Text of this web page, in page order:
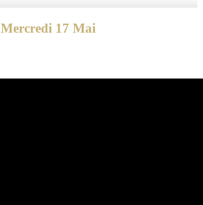
Mercredi 17 Mai